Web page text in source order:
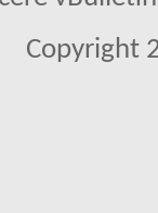
Copyright